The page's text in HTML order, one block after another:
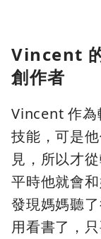
Vincent
創作者
Vincent 作為
技能，可是
見，所以才
平時他就會
發現媽媽聽
用看書了，